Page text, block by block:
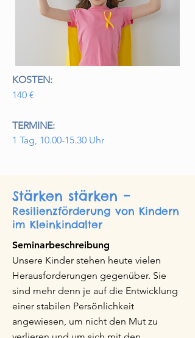
KOSTEN:
140 €
TERMINE:
1 Tag, 10.00-15.30 Uhr
Stärken stärken –
Resilienzförderung von Kindern
im Kleinkindalter
Seminarbeschreibung
Unsere Kinder stehen heute vielen
Herausforderungen gegenüber. Sie
sind mehr denn je auf die Entwicklung
einer stabilen Persönlichkeit
angewiesen, um nicht den Mut zu